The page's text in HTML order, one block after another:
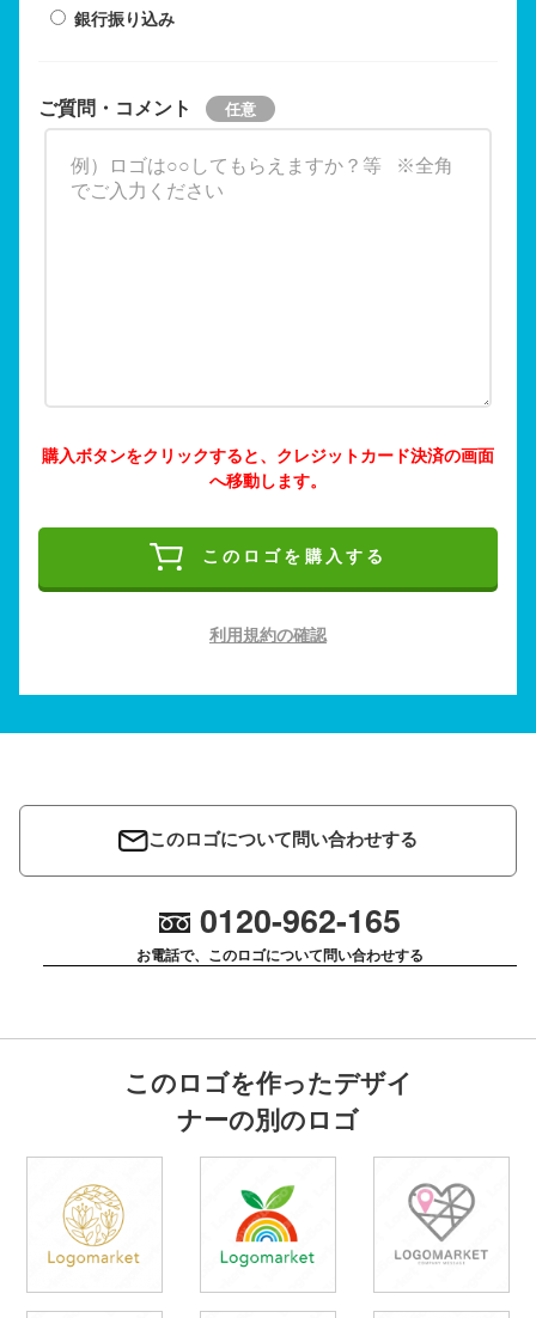
銀行振り込み
ご質問・コメント
購入ボタンをクリックすると、クレジットカード決済の画面
へ移動します。
このロゴを購入する
利用規約の確認
このロゴについて問い合わせする
0120-962-165
お電話で、このロゴについて問い合わせする
このロゴを作ったデザイ
ナーの別のロゴ